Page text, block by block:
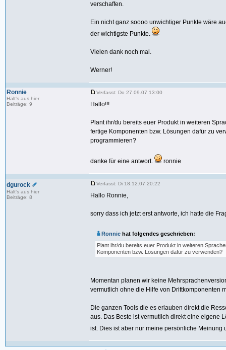
verschaffen.
Ein nicht ganz soooo unwichtiger Punkte wäre
der wichtigste Punkte.
Vielen dank noch mal.
Werner!
Ronnie
Hält's aus hier
Beiträge: 9
Verfasst: Do 27.09.07 13:00
Hallo!!!
Plant ihr/du bereits euer Produkt in weiteren
fertige Komponenten bzw. Lösungen dafür zu
programmieren?
danke für eine antwort. ronnie
dgurock
Hält's aus hier
Beiträge: 8
Verfasst: Di 18.12.07 20:22
Hallo Ronnie,
sorry dass ich jetzt erst antworte, ich hatte die
Ronnie hat folgendes geschrieben:
Plant ihr/du bereits euer Produkt in weiteren
Komponenten bzw. Lösungen dafür zu verwenden?
Momentan planen wir keine
vermutlich ohne die Hilfe von Drittkomponenten
Die ganzen Tools die es erlauben direkt die
aus. Das Beste ist vermutlich direkt eine eigene
ist. Dies ist aber nur meine persönliche